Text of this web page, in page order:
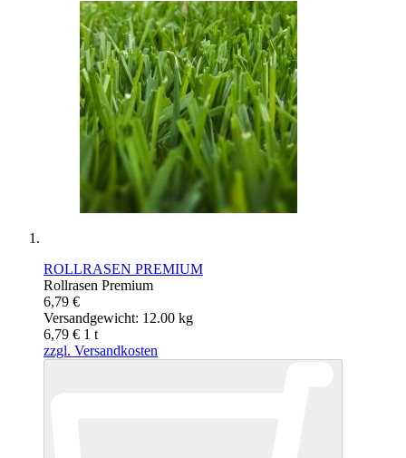
ROLLRASEN PREMIUM
Rollrasen Premium
6,79 €
Versandgewicht: 12.00 kg
6,79 € 1 t
zzgl. Versandkosten